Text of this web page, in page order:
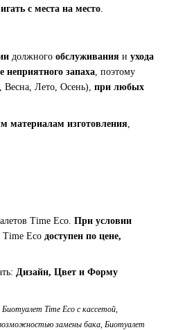
с места на место.
должного обслуживания и ухода
неприятного запаха, поэтому
Весна, Лето, Осень), при любых
материалам изготовления
Time Eco. При условии
Time Eco доступен по цене,
Дизайн, Цвет и Форму
Time Eco с кассетой,
замены бака, Биотуалет